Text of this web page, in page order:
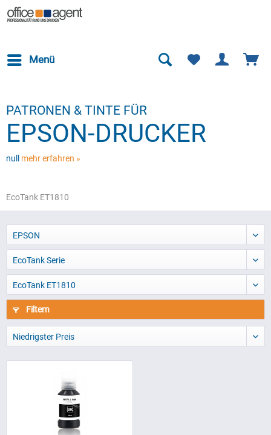
Menü
PATRONEN & TINTE FÜR
EPSON-DRUCKER
null mehr erfahren »
EcoTank ET1810
EPSON
EcoTank Serie
EcoTank ET1810
Filtern
Niedrigster Preis